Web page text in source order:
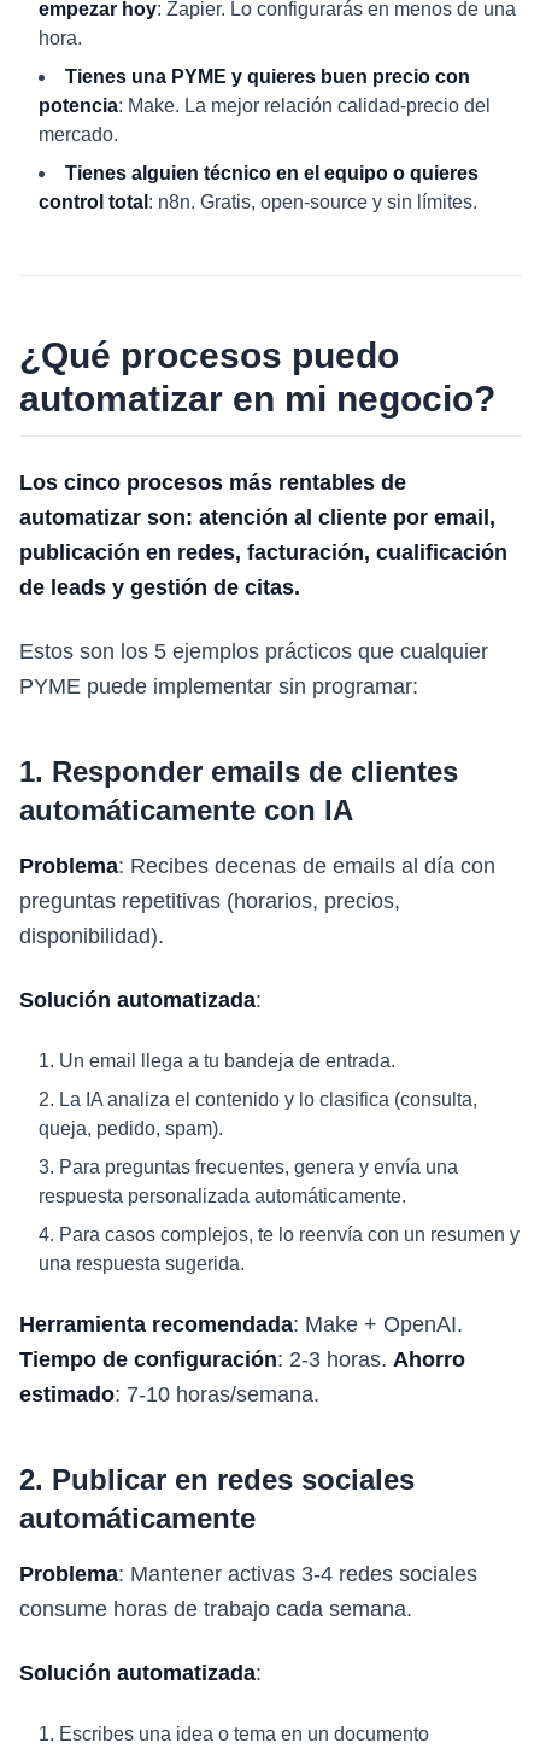
empezar hoy: Zapier. Lo configurarás en menos de una
hora.
Tienes una PYME y quieres buen precio con
potencia: Make. La mejor relación calidad-precio del
mercado.
Tienes alguien técnico en el equipo o quieres
control total : n8n. Gratis, open-source y sin límites.
¿Qué procesos puedo
automatizar en mi negocio?
Los cinco procesos más rentables de
automatizar son: atención al cliente por email,
publicación en redes, facturación, cualificación
de leads y gestión de citas.
Estos son los 5 ejemplos prácticos que cualquier
PYME puede implementar sin programar:
1. Responder emails de clientes
automáticamente con IA
Problema: Recibes decenas de emails al día con
preguntas repetitivas (horarios, precios,
disponibilidad).
Solución automatizada:
Un email llega a tu bandeja de entrada.
La IA analiza el contenido y lo clasifica (consulta,
queja, pedido, spam).
Para preguntas frecuentes, genera y envía una
respuesta personalizada automáticamente.
Para casos complejos, te lo reenvía con un resumen y
una respuesta sugerida.
Herramienta recomendada: Make + OpenAI.
Tiempo de configuración: 2-3 horas. Ahorro
estimado: 7-10 horas/semana.
2. Publicar en redes sociales
automáticamente
Problema: Mantener activas 3-4 redes sociales
consume horas de trabajo cada semana.
Solución automatizada:
Escribes una idea o tema en un documento